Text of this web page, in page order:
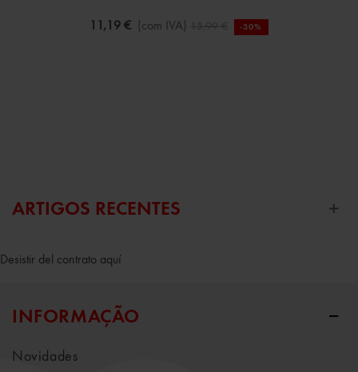
11,19 € (com IVA) 15,99 € -30%
ARTIGOS RECENTES
Desistir del contrato aquí
INFORMAÇÃO
Novidades